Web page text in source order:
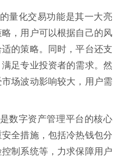
量化交易功能是其一大亮
，用户可以根据自己的风
的策略。同时，平台还支
足专业投资者的需求。然
场波动影响较大，用户需
数字资产管理平台的核心
全措施，包括冷热钱包分
制系统等，力求保障用户